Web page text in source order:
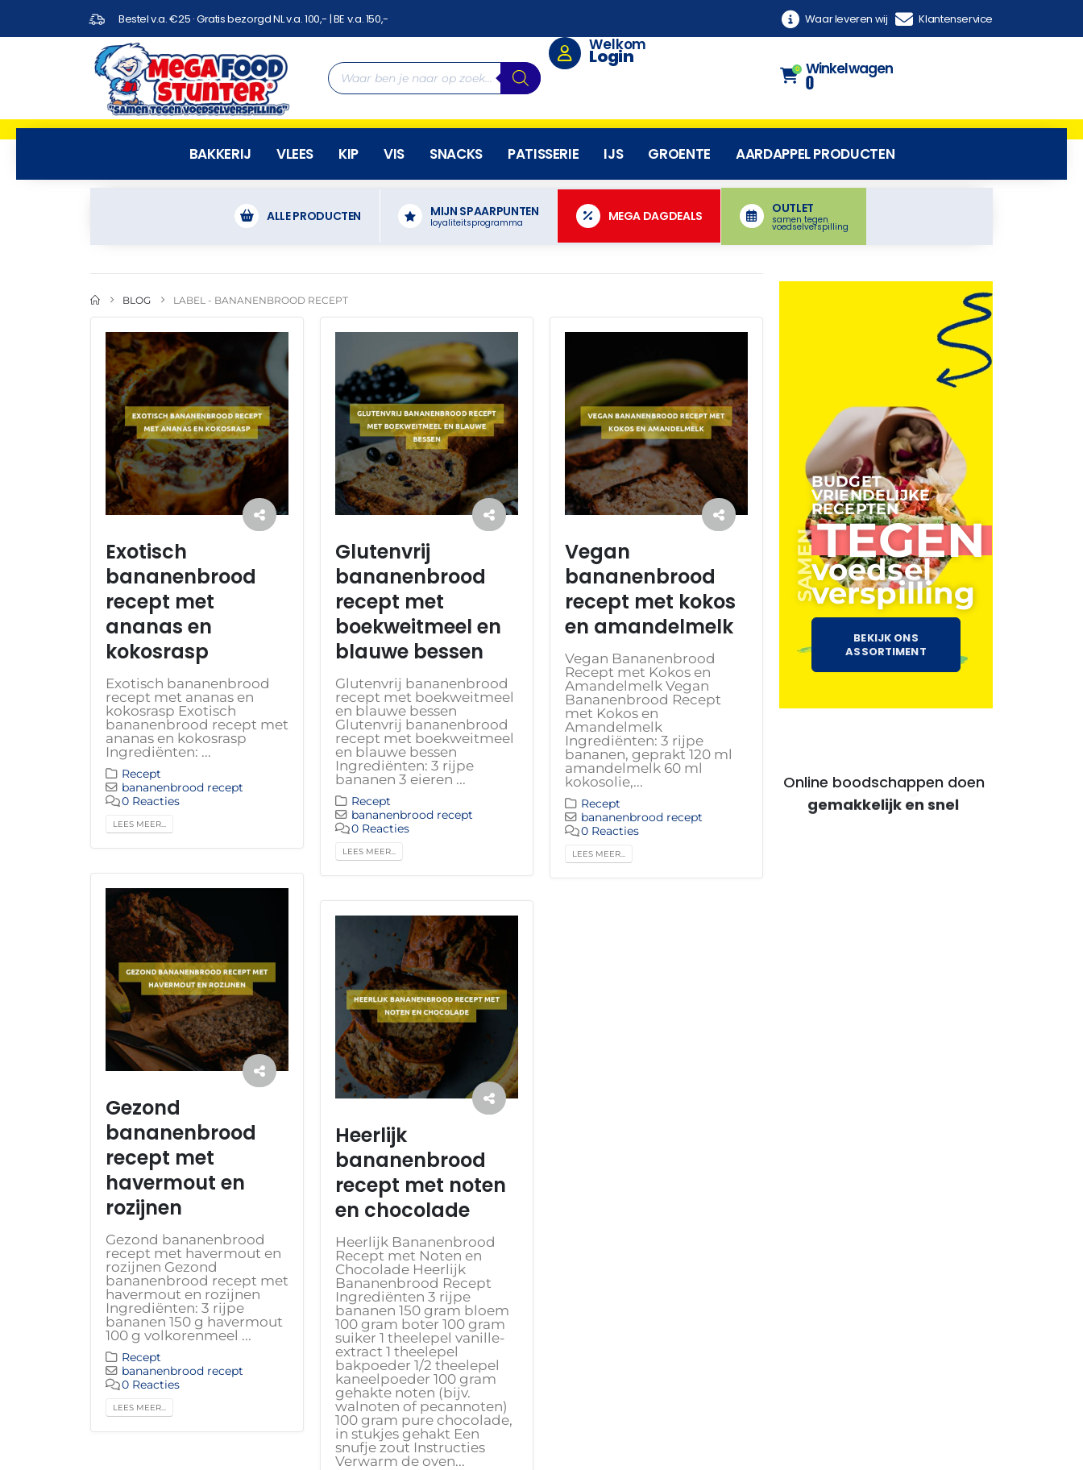
Bestel v.a. €25 · Gratis bezorgd NL v.a. 100,- | BE v.a. 150,- Waar leveren wij Klantenservice
Welkom
Login
0 Winkelwagen
0
BAKKERIJ VLEES KIP VIS SNACKS PATISSERIE IJS GROENTE AARDAPPEL PRODUCTEN
ALLE PRODUCTEN MIJN SPAARPUNTEN
loyaliteitsprogramma MEGA DAGDEALS
OUTLET
samen tegen
voedselverspilling
BLOG LABEL - BANANENBROOD RECEPT
Exotisch
bananenbrood
recept met
ananas en
kokosrasp
Exotisch bananenbrood
recept met ananas en
kokosrasp Exotisch
bananenbrood recept met
ananas en kokosrasp
Ingrediënten: ...
Recept
bananenbrood recept
0 Reacties
LEES MEER...
Glutenvrij
bananenbrood
recept met
boekweitmeel en
blauwe bessen
Glutenvrij bananenbrood
recept met boekweitmeel
en blauwe bessen
Glutenvrij bananenbrood
recept met boekweitmeel
en blauwe bessen
Ingrediënten: 3 rijpe
bananen 3 eieren ...
Recept
bananenbrood recept
0 Reacties
LEES MEER...
Vegan
bananenbrood
recept met kokos
en amandelmelk
Vegan Bananenbrood
Recept met Kokos en
Amandelmelk Vegan
Bananenbrood Recept
met Kokos en
Amandelmelk
Ingrediënten: 3 rijpe
bananen, geprakt 120 ml
amandelmelk 60 ml
kokosolie,...
Recept
bananenbrood recept
0 Reacties
LEES MEER...
Gezond
bananenbrood
recept met
havermout en
rozijnen
Gezond bananenbrood
recept met havermout en
rozijnen Gezond
bananenbrood recept met
havermout en rozijnen
Ingrediënten: 3 rijpe
bananen 150 g havermout
100 g volkorenmeel ...
Recept
bananenbrood recept
0 Reacties
LEES MEER...
Heerlijk
bananenbrood
recept met noten
en chocolade
Heerlijk Bananenbrood
Recept met Noten en
Chocolade Heerlijk
Bananenbrood Recept
Ingrediënten 3 rijpe
bananen 150 gram bloem
100 gram boter 100 gram
suiker 1 theelepel vanille-
extract 1 theelepel
bakpoeder 1/2 theelepel
kaneelpoeder 100 gram
gehakte noten (bijv.
walnoten of pecannoten)
100 gram pure chocolade,
in stukjes gehakt Een
snufje zout Instructies
Verwarm de oven...
BUDGET
VRIENDELIJKE
RECEPTEN
SAMENTEGEN
voedsel
verspilling
BEKIJK ONS
ASSORTIMENT
Online boodschappen doen
voor voordelige maaltijden